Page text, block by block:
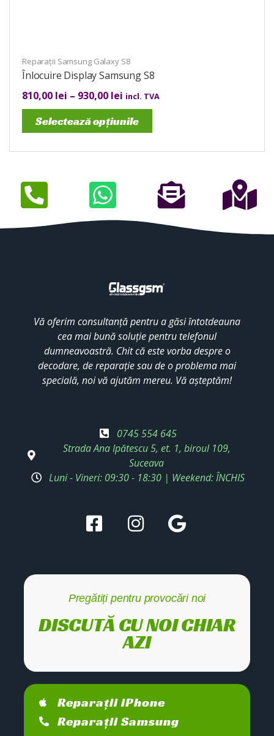
Reparații Samsung Galaxy S8
Înlocuire Display Samsung S8
810,00 lei – 930,00 lei incl. TVA
Selectează opțiunile
Vă oferim consultanță pentru a găsi întotdeauna
cea mai bună soluție pentru telefonul
dumneavoastră. Chit că este vorba despre o
decodare, de reparație sau de o problema mai
specială, noi vă ajutăm mereu. Vă așteptăm!
0745 554 645
Strada Ana Ipătescu 5, et. 1, biroul 109,
Suceava
Luni - Vineri: 09:30 - 18:30 | Weekend: ÎNCHIS
Pregătiți pentru provocări noi
DISCUTĂ CU NOI CHIAR
AZI
Reparații iPhone
Reparații Samsung